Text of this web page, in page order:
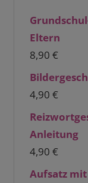
Eltern
8,90 €
4,90 €
Anleitung
4,90 €
Aufsatz